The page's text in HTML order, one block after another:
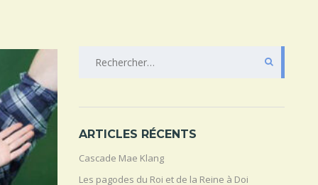
RECHERCHER :
ARTICLES RÉCENTS
Cascade Mae Klang
Les pagodes du Roi et de la Reine à Doi